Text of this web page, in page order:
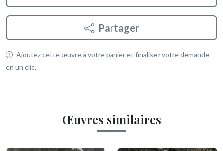
Partager
Ajoutez cette œuvre à votre panier et finalisez votre demande
en un clic.
Œuvres similaires